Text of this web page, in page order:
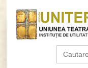
Search
for: